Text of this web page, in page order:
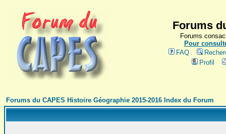
Forums
Forums
Pour
FAQ
Profil
Forums du CAPES Histoire Géographie 2015-2016 Index du Forum